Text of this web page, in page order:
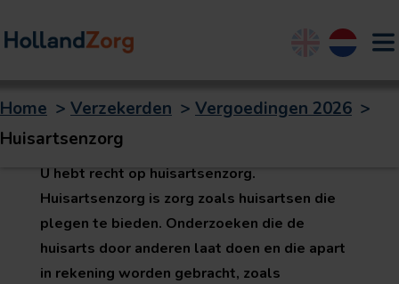
EnglishNederlands
Home > Verzekerden > Vergoedingen 2026 >
Huisartsenzorg
Huisartsenzorg
U hebt recht op huisartsenzorg.
Huisartsenzorg is zorg zoals huisartsen die
plegen te bieden. Onderzoeken die de
huisarts door anderen laat doen en die apart
in rekening worden gebracht, zoals